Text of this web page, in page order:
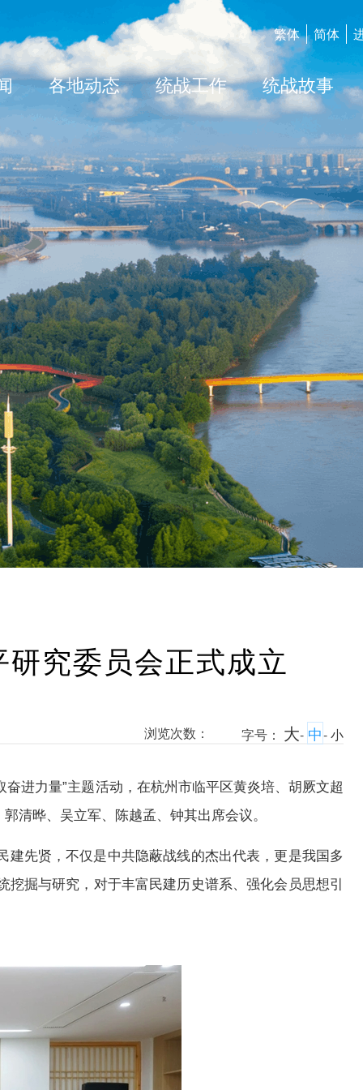
繁体 简体
各地动态 统战工作 统战故事
究委员会正式成立
字号： 大- 中-小
浏览次数：
进力量”主题活动，在杭州市临平区黄炎培、胡厥文超
清晔、吴立军、陈越孟、钟其出席会议。
先贤，不仅是中共隐蔽战线的杰出代表，更是我国多
掘与研究，对于丰富民建历史谱系、强化会员思想引